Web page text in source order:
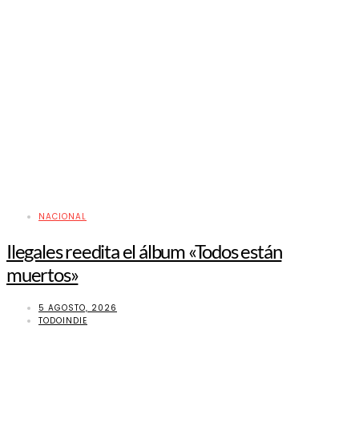
NACIONAL
Ilegales reedita el álbum «Todos están
muertos»
5 AGOSTO, 2026
TODOINDIE